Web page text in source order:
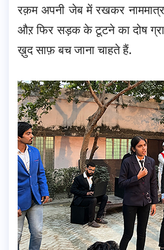
रक़म अपनी जेब में रखकर
औऱ फिर सड़क के टूटने का दोष
ख़ुद साफ़ बच जाना चाहते हैं.